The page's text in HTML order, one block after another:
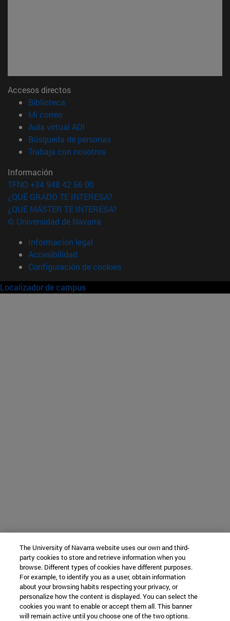
Accesos directos
Biblioteca
Mi correo(abre en nueva ventana)
Aula virtual ADI
Búsqueda de personas(abre en nueva ventana)
Trabaja con nosotros(abre en nueva ventana)
Información
TFNO +34 948 42 56 00
¿QUÉ GRADO TE INTERESA?
¿QUÉ MÁSTER TE INTERESA?
© Universidad de Navarra
Información legal
Accesibilidad
Configuración de cookies
Localizador de campus
The University of Navarra website uses our own and third-
party cookies to store and retrieve information when you
browse. Different types of cookies have different purposes.
For example, to identify you as a user, obtain information
about your browsing habits respecting your privacy, or
personalize how the content is displayed. You can select the
cookies you want to enable or accept them all. This banner
will remain active until you choose one of the two options.